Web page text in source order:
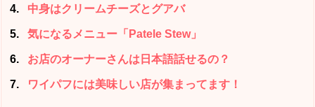
4 中身はクリームチーズとグアバ
5 気になるメニュー「Patele Stew」
6 お店のオーナーさんは日本語話せるの？
7 ワイパフには美味しい店が集まってます！